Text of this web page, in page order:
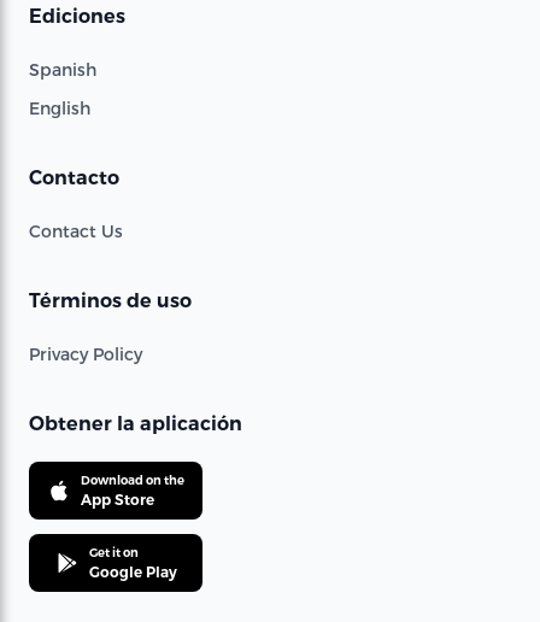
Ediciones
Spanish
English
Contacto
Contact Us
Términos de uso
Privacy Policy
Obtener la aplicación
Download on the
App Store
Get it on
Google Play